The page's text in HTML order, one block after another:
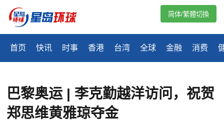
首页 快讯 时事 香港 台湾 全球 金融 消费
简体/繁體切換
巴黎奥运 | 李克勤越洋访问，祝贺
郑思维黄雅琼夺金